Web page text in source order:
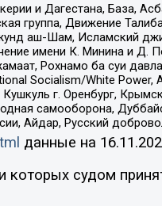
и Дагестана, База,
группа, Движение
аш-Шам, Исламский
имени К. Минина и Д.
Рохнамо ба суи
Socialism/White Power,
г. Оренбург,
самооборона,
Айдар, Русский
данные на
судом